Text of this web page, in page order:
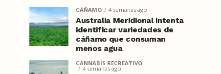
CÁÑAMO 4 semanas ago
Australia Meridional intenta
identificar variedades de
cáñamo que consuman
menos agua
CANNABIS RECREATIVO
4 semanas ago